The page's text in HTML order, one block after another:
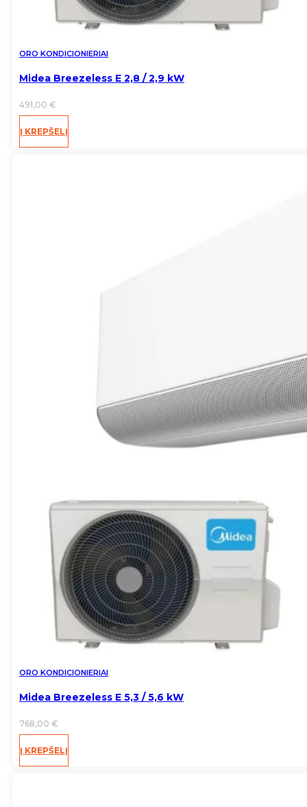
ORO KONDICIONIERIAI
Midea Breezeless E 2,8 / 2,9 kW
491,00 €
Į KREPŠELĮ
ORO KONDICIONIERIAI
Midea Breezeless E 5,3 / 5,6 kW
768,00 €
Į KREPŠELĮ